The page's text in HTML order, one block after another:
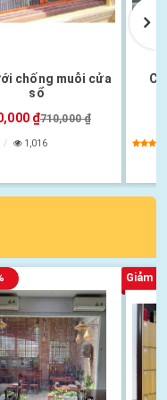
chống muỗi cửa
sổ
₫710,000 ₫
1,016
Giảm -